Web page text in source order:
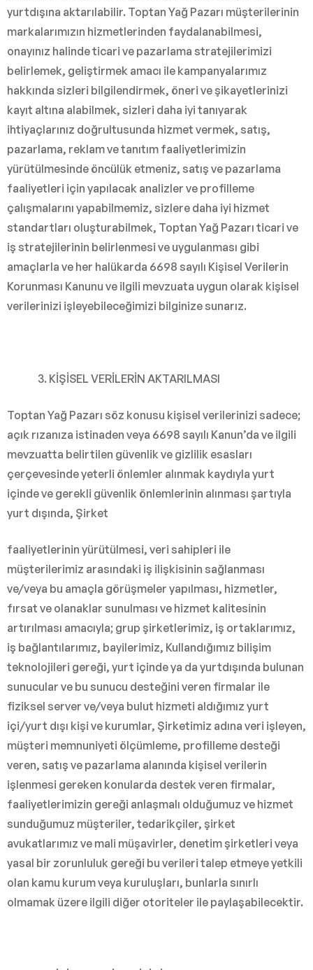
yurtdışına aktarılabilir. Toptan Yağ Pazarı müşterilerinin
markalarımızın hizmetlerinden faydalanabilmesi,
onayınız halinde ticari ve pazarlama stratejilerimizi
belirlemek, geliştirmek amacı ile kampanyalarımız
hakkında sizleri bilgilendirmek, öneri ve şikayetlerinizi
kayıt altına alabilmek, sizleri daha iyi tanıyarak
ihtiyaçlarınız doğrultusunda hizmet vermek, satış,
pazarlama, reklam ve tanıtım faaliyetlerimizin
yürütülmesinde öncülük etmeniz, satış ve pazarlama
faaliyetleri için yapılacak analizler ve profilleme
çalışmalarını yapabilmemiz, sizlere daha iyi hizmet
standartları oluşturabilmek, Toptan Yağ Pazarı ticari ve
iş stratejilerinin belirlenmesi ve uygulanması gibi
amaçlarla ve her halükarda 6698 sayılı Kişisel Verilerin
Korunması Kanunu ve ilgili mevzuata uygun olarak kişisel
verilerinizi işleyebileceğimizi bilginize sunarız.
KİŞİSEL VERİLERİN AKTARILMASI
Toptan Yağ Pazarı söz konusu kişisel verilerinizi sadece;
açık rızanıza istinaden veya 6698 sayılı Kanun’da ve ilgili
mevzuatta belirtilen güvenlik ve gizlilik esasları
çerçevesinde yeterli önlemler alınmak kaydıyla yurt
içinde ve gerekli güvenlik önlemlerinin alınması şartıyla
yurt dışında, Şirket
faaliyetlerinin yürütülmesi, veri sahipleri ile
müşterilerimiz arasındaki iş ilişkisinin sağlanması
ve/veya bu amaçla görüşmeler yapılması, hizmetler,
fırsat ve olanaklar sunulması ve hizmet kalitesinin
artırılması amacıyla; grup şirketlerimiz, iş ortaklarımız,
iş bağlantılarımız, bayilerimiz, Kullandığımız bilişim
teknolojileri gereği, yurt içinde ya da yurtdışında bulunan
sunucular ve bu sunucu desteğini veren firmalar ile
fiziksel server ve/veya bulut hizmeti aldığımız yurt
içi/yurt dışı kişi ve kurumlar, Şirketimiz adına veri işleyen,
müşteri memnuniyeti ölçümleme, profilleme desteği
veren, satış ve pazarlama alanında kişisel verilerin
işlenmesi gereken konularda destek veren firmalar,
faaliyetlerimizin gereği anlaşmalı olduğumuz ve hizmet
sunduğumuz müşteriler, tedarikçiler, şirket
avukatlarımız ve mali müşavirler, denetim şirketleri veya
yasal bir zorunluluk gereği bu verileri talep etmeye yetkili
olan kamu kurum veya kuruluşları, bunlarla sınırlı
olmamak üzere ilgili diğer otoriteler ile paylaşabilecektir.